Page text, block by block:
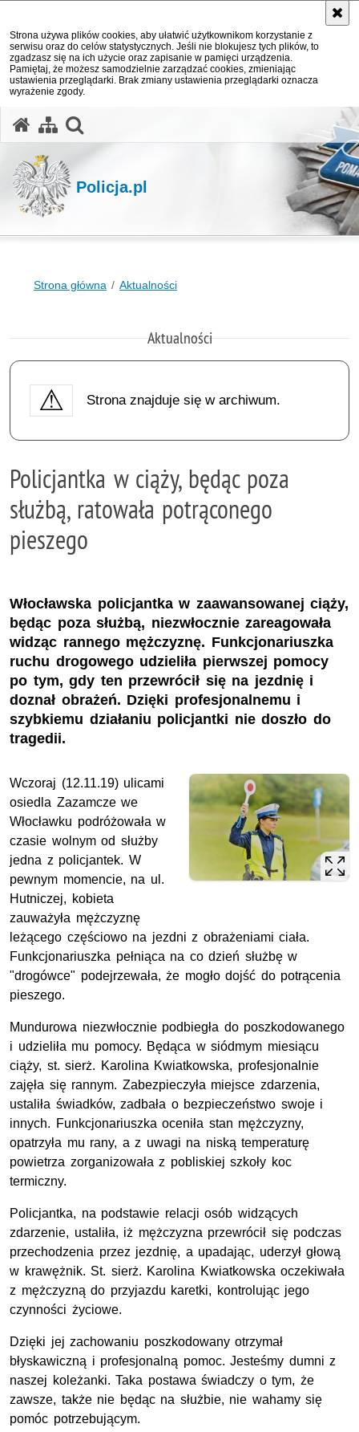
Strona używa plików cookies, aby ułatwić użytkownikom korzystanie z
serwisu oraz do celów statystycznych. Jeśli nie blokujesz tych plików, to
zgadzasz się na ich użycie oraz zapisanie w pamięci urządzenia.
Pamiętaj, że możesz samodzielnie zarządzać cookies, zmieniając
ustawienia przeglądarki. Brak zmiany ustawienia przeglądarki oznacza
wyrażenie zgody.
Policja.pl
Strona główna Aktualności
Aktualności
Strona znajduje się w archiwum.
Policjantka w ciąży, będąc poza
służbą, ratowała potrąconego
pieszego
Włocławska policjantka w zaawansowanej ciąży,
będąc poza służbą, niezwłocznie zareagowała
widząc rannego mężczyznę. Funkcjonariuszka
ruchu drogowego udzieliła pierwszej pomocy
po tym, gdy ten przewrócił się na jezdnię i
doznał obrażeń. Dzięki profesjonalnemu i
szybkiemu działaniu policjantki nie doszło do
tragedii.
Wczoraj (12.11.19) ulicami
osiedla Zazamcze we
Włocławku podróżowała w
czasie wolnym od służby
jedna z policjantek. W
pewnym momencie, na ul.
Hutniczej, kobieta
zauważyła mężczyznę
leżącego częściowo na jezdni z obrażeniami ciała.
Funkcjonariuszka pełniąca na co dzień służbę w
"drogówce" podejrzewała, że mogło dojść do potrącenia
pieszego.
Mundurowa niezwłocznie podbiegła do poszkodowanego
i udzieliła mu pomocy. Będąca w siódmym miesiącu
ciąży, st. sierż. Karolina Kwiatkowska, profesjonalnie
zajęła się rannym. Zabezpieczyła miejsce zdarzenia,
ustaliła świadków, zadbała o bezpieczeństwo swoje i
innych. Funkcjonariuszka oceniła stan mężczyzny,
opatrzyła mu rany, a z uwagi na niską temperaturę
powietrza zorganizowała z pobliskiej szkoły koc
termiczny.
Policjantka, na podstawie relacji osób widzących
zdarzenie, ustaliła, iż mężczyzna przewrócił się podczas
przechodzenia przez jezdnię, a upadając, uderzył głową
w krawężnik. St. sierż. Karolina Kwiatkowska oczekiwała
z mężczyzną do przyjazdu karetki, kontrolując jego
czynności życiowe.
Dzięki jej zachowaniu poszkodowany otrzymał
błyskawiczną i profesjonalną pomoc. Jesteśmy dumni z
naszej koleżanki. Taka postawa świadczy o tym, że
zawsze, także nie będąc na służbie, nie wahamy się
pomóc potrzebującym.